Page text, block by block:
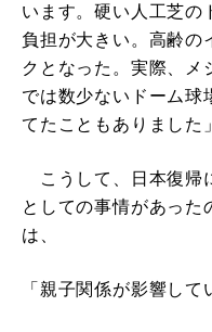
います。硬い人工芝の
負担が大きい。高齢の
クとなった。実際、メ
では数少ないドーム球
てたこともありました」
こうして、日本復帰
としての事情があった
は、
「親子関係が影響して